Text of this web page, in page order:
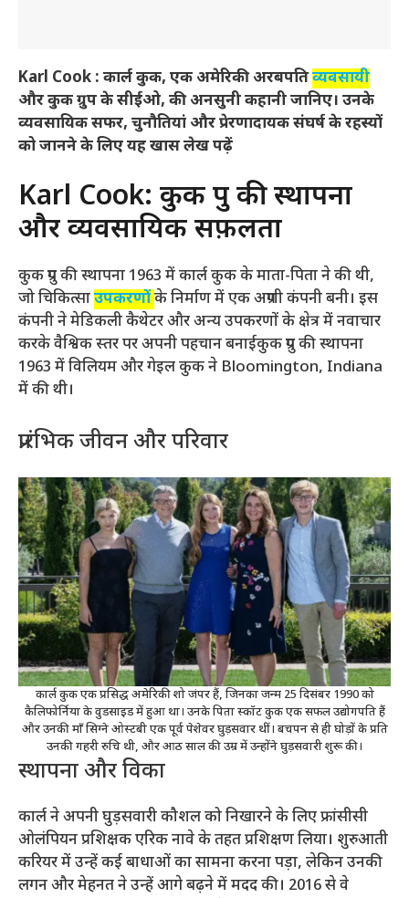
Karl Cook : कार्ल कुक, एक अमेरिकी अरबपतिव्यवसायी
और कुक ग्रुप के सीईओ, की अनसुनी कहानी जानिए। उनके
व्यवसायिक सफर, चुनौतियां और प्रेरणादायक संघर्ष के रहस्यों
को जानने के लिए यह खास लेख पढ़ें
Karl Cook: कुक ग्रुप की स्थापना
और व्यवसायिक सफ़लता
कुक ग्रुप की स्थापना 1963 में कार्ल कुक के माता-पिता ने की थी,
जो चिकित्साउपकरणोंके निर्माण में एक अग्रणी कंपनी बनी। इस
कंपनी ने मेडिकली कैथेटर और अन्य उपकरणों के क्षेत्र में नवाचार
करके वैश्विक स्तर पर अपनी पहचान बनाईकुक ग्रुप की स्थापना
1963 में विलियम और गेइल कुक ने Bloomington, Indiana
में की थी।
प्रारंभिक जीवन और परिवार
कार्ल कुक एक प्रसिद्ध अमेरिकी शो जंपर हैं, जिनका जन्म 25 दिसंबर 1990 को
कैलिफोर्निया के वुडसाइड में हुआ था। उनके पिता स्कॉट कुक एक सफल उद्योगपति हैं
और उनकी माँ सिग्ने ओस्टबी एक पूर्व पेशेवर घुड़सवार थीं। बचपन से ही घोड़ों के प्रति
उनकी गहरी रुचि थी, और आठ साल की उम्र में उन्होंने घुड़सवारी शुरू की।
स्थापना और विका
कार्ल ने अपनी घुड़सवारी कौशल को निखारने के लिए फ्रांसीसी
ओलंपियन प्रशिक्षक एरिक नावे के तहत प्रशिक्षण लिया। शुरुआती
करियर में उन्हें कई बाधाओं का सामना करना पड़ा, लेकिन उनकी
लगन और मेहनत ने उन्हें आगे बढ़ने में मदद की। 2016 से वे